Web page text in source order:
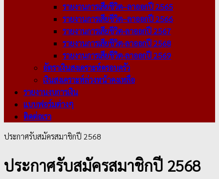
รายงานการเสียชีวิต–ลาออกปี 2565
รายงานการเสียชีวิต–ลาออกปี 2566
รายงานการเสียชีวิต-ลาออกปี 2567
รายงานการเสียชีวิต-ลาออกปี 2568
รายงานการเสียชีวิต-ลาออกปี 2569
อัตราเงินสงเคราะห์ครอบครัว
เงินสงเคราะห์ล่วงหน้าคงเหลือ
รายงานงบการเงิน
แบบฟอร์มต่างๆ
ติดต่อเรา
ประกาศรับสมัครสมาชิกปี 2568
ประกาศรับสมัครสมาชิกปี 2568